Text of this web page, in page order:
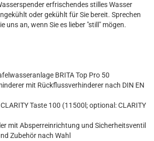
erfrischendes stilles Wasser
oder gekühlt für Sie bereit. Sprechen
uns an, wenn Sie es lieber "still" mögen.
BRITA Top Pro 50
mit Rückflussverhinderer nach DIN EN
Taste 100 (11500l; optional: CLARITY
mit Absperreinrichtung und Sicherheitsventil
Zubehör nach Wahl